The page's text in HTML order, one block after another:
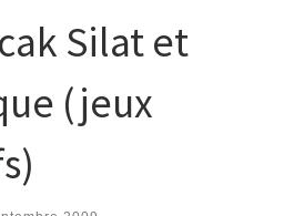
Silat et
(jeux